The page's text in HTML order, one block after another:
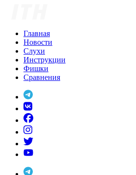
Главная
Новости
Слухи
Инструкции
Фишки
Сравнения